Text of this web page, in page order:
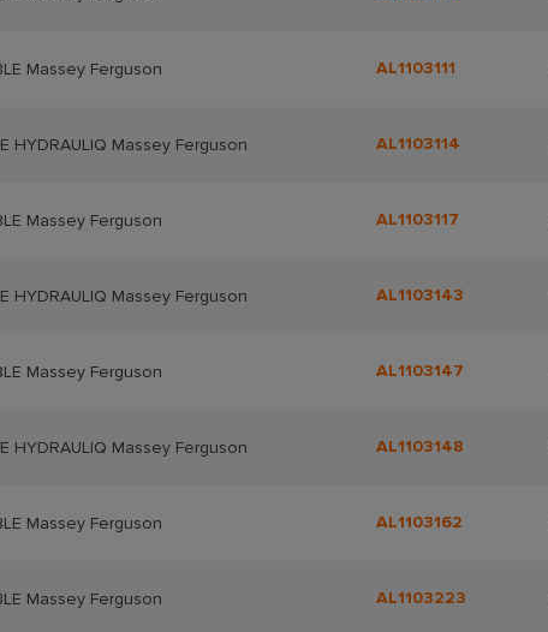
Massey Ferguson AL1103111
HYDRAULIQ Massey Ferguson AL1103114
Massey Ferguson AL1103117
HYDRAULIQ Massey Ferguson AL1103143
Massey Ferguson AL1103147
HYDRAULIQ Massey Ferguson AL1103148
Massey Ferguson AL1103162
Massey Ferguson AL1103223